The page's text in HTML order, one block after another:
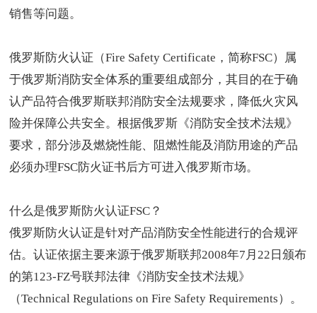
销售等问题。
俄罗斯防火认证 （Fire Safety Certificate，简称FSC）属
于俄罗斯消防安全体系的重要组成部分，其目的在于确
认产品符合俄罗斯联邦消防安全法规要求，降低火灾风
险并保障公共安全。根据俄罗斯《消防安全技术法规》
要求，部分涉及燃烧性能、阻燃性能及消防用途的产品
必须办理FSC防火证书后方可进入俄罗斯市场。
什么是俄罗斯防火认证FSC？
俄罗斯防火认证是针对产品消防安全性能进行的合规评
估。认证依据主要来源于俄罗斯联邦2008年7月22日颁布
的第123-FZ号联邦法律《消防安全技术法规》
（Technical Regulations on Fire Safety Requirements）。